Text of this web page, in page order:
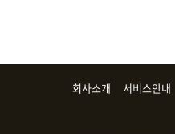
회사소개 서비스안내